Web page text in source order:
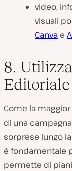
video,
visuali
Canva e
8.
Editoriale
Come la
di una
sorprese lungo
è fondamentale
permette di